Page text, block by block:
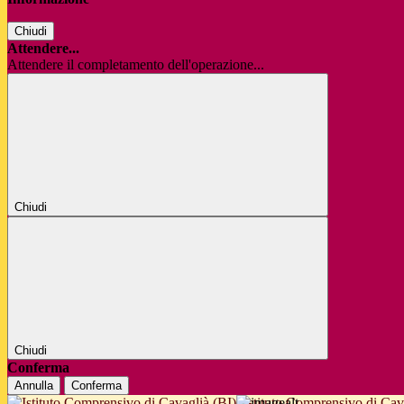
Chiudi
Attendere...
Attendere il completamento dell'operazione...
Chiudi
Chiudi
Conferma
Annulla Conferma